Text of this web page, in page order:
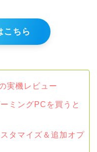
こちら
実機レビュー
ミングPCを買うと
タマイズ＆追加オプ